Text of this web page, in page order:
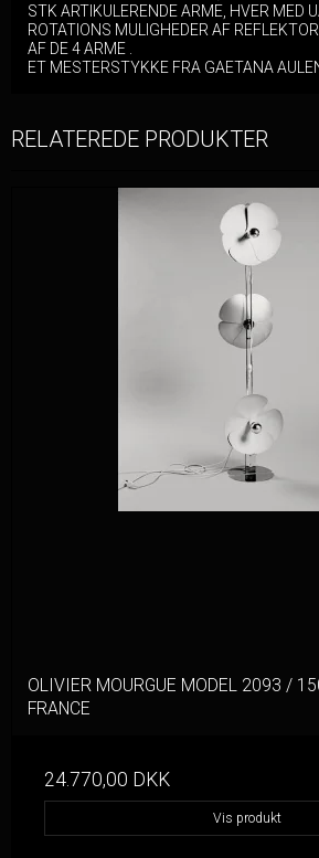
STK ARTIKULERENDE ARME, HVER MED
ROTATIONS MULIGHEDER AF
AF DE 4 ARME .
ET MESTERSTYKKE FRA GAETANA
RELATEREDE PRODUKTER
OLIVIER MOURGUE MODEL 2093 /
FRANCE
24.770,00 DKK
Vis produkt